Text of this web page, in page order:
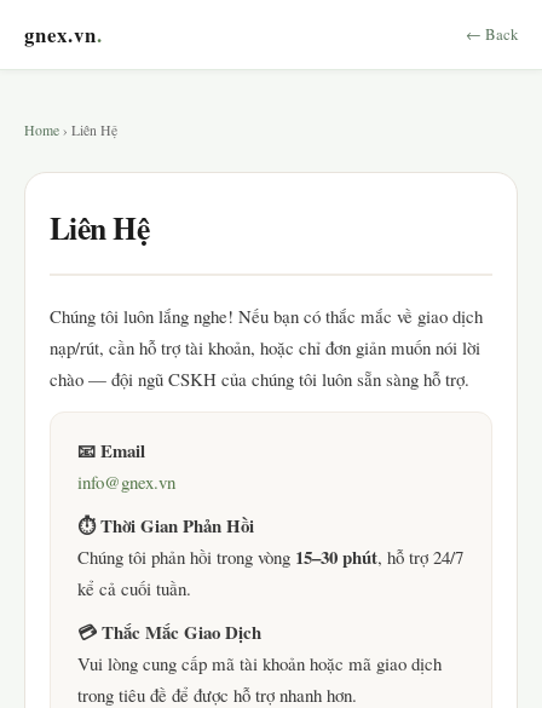
gnex.vn. ← Back
Home › Liên Hệ
Liên Hệ
Chúng tôi luôn lắng nghe! Nếu bạn có thắc mắc về giao dịch
nạp/rút, cần hỗ trợ tài khoản, hoặc chỉ đơn giản muốn nói lời
chào — đội ngũ CSKH của chúng tôi luôn sẵn sàng hỗ trợ.
📧 Email
info@gnex.vn
⏱ Thời Gian Phản Hồi
Chúng tôi phản hồi trong vòng 15–30 phút, hỗ trợ 24/7
kể cả cuối tuần.
💳 Thắc Mắc Giao Dịch
Vui lòng cung cấp mã tài khoản hoặc mã giao dịch
trong tiêu đề để được hỗ trợ nhanh hơn.